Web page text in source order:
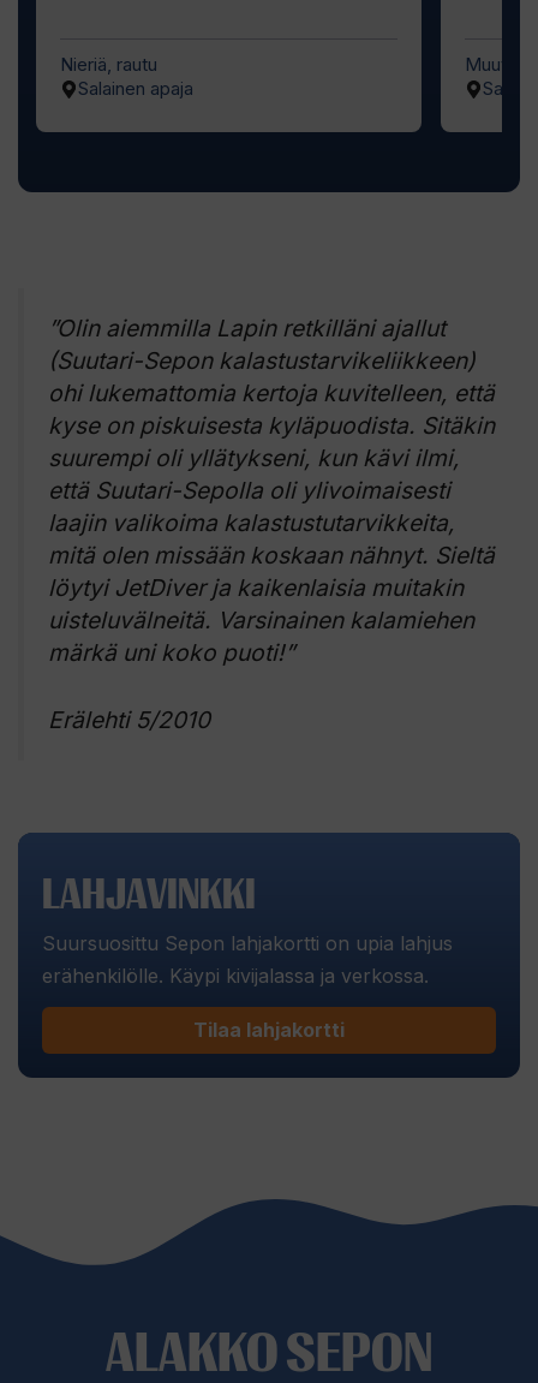
Nieriä, rautu
Salainen apaja
Muut lajit
”Olin aiemmilla Lapin retkilläni ajallut
(Suutari-Sepon kalastustarvikeliikkeen)
ohi lukemattomia kertoja kuvitelleen, että
kyse on piskuisesta kyläpuodista. Sitäkin
suurempi oli yllätykseni, kun kävi ilmi,
että Suutari-Sepolla oli ylivoimaisesti
laajin valikoima kalastustutarvikkeita,
mitä olen missään koskaan nähnyt. Sieltä
löytyi JetDiver ja kaikenlaisia muitakin
uisteluvälneitä. Varsinainen kalamiehen
märkä uni koko puoti!”
Erälehti 5/2010
LAHJAVINKKI
Suursuosittu Sepon lahjakortti on upia lahjus
erähenkilölle. Käypi kivijalassa ja verkossa.
Tilaa lahjakortti
ALAKKO SEPON